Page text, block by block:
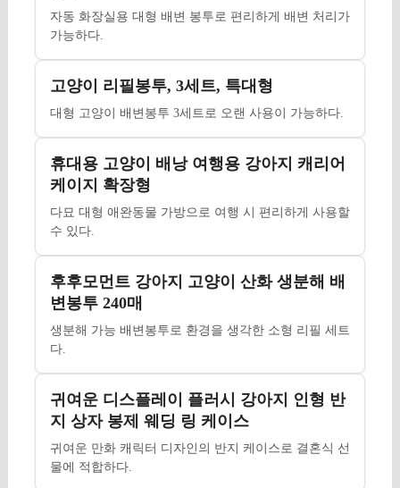
자동 화장실용 대형 배변 봉투로 편리하게 배변 처리가
가능하다.
고양이 리필봉투, 3세트, 특대형
대형 고양이 배변봉투 3세트로 오랜 사용이 가능하다.
휴대용 고양이 배낭 여행용 강아지 캐리어
케이지 확장형
다묘 대형 애완동물 가방으로 여행 시 편리하게 사용할
수 있다.
후후모먼트 강아지 고양이 산화 생분해 배
변봉투 240매
생분해 가능 배변봉투로 환경을 생각한 소형 리필 세트
다.
귀여운 디스플레이 플러시 강아지 인형 반
지 상자 봉제 웨딩 링 케이스
귀여운 만화 캐릭터 디자인의 반지 케이스로 결혼식 선
물에 적합하다.